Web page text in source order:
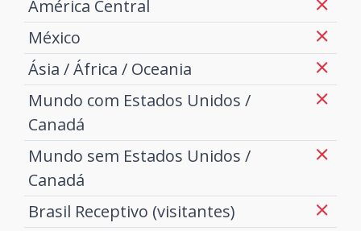
América Central
México
Ásia / África / Oceania
Mundo com Estados Unidos /
Canadá
Mundo sem Estados Unidos /
Canadá
Brasil Receptivo (visitantes)